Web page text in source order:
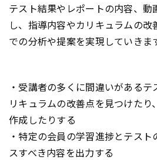
テスト結果やレポートの内容、動
し、指導内容やカリキュラムの
での分析や提案を実現していきま
・受講者の多くに間違いがある
リキュラムの改善点を見つけたり
作成したりする
・特定の会員の学習進捗とテス
スすべき内容を出力する